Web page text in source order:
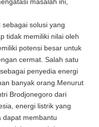
solusi yang
tidak memiliki nilai oleh
potensi besar untuk
cermat. Salah satu
penyedia energi
banyak orang.Menurut
Brodjonegoro dari
energi listrik yang
dapat membantu